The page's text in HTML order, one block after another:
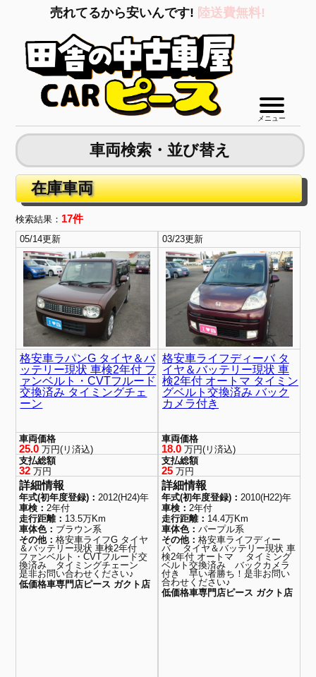
売れてるから安いんです! 陸送費無料!
メニュー
車両検索・並び替え
在庫車両
検索結果： 17件
05/14更新
格安車ラパンG タイヤ＆バ
ッテリー現状 車検2年付 フ
ァンベルト・CVTフルード
交換済み タイミングチェ
ーン
車両価格
25.0 万円(リ済込)
支払総額
32 万円
詳細情報
年式(初年度登録)： 2012(H24)年
車検： 2年付
走行距離： 13.5万Km
車体色： ブラウン系
その他：格安車ライフG タイヤ
＆バッテリー現状 車検2年付
ファンベルト・CVTフルード交
換済み タイミングチェーン
是非お問い合わせください♪
低価格車専門店ピース ガクト店
03/23更新
格安車ライフディーバ タ
イヤ＆バッテリー現状 車
検2年付 オートマ タイミン
グベルト交換済み バック
カメラ付き
車両価格
18.0万円(リ済込)
支払総額
25万円
詳細情報
年式(初年度登録)： 2010(H22)年
車検： 2年付
走行距離： 14.4万Km
車体色： パープル系
その他： 格安車ライフディー
バ タイヤ＆バッテリー現状 車
検2年付 オートマ タイミング
ベルト交換済み バックカメラ
付き 早い者勝ち！是非お問い
合わせください♪
低価格車専門店ピース ガクト店